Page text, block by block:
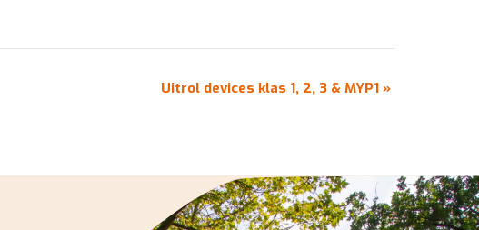
Uitrol devices klas 1, 2, 3 & MYP1 »